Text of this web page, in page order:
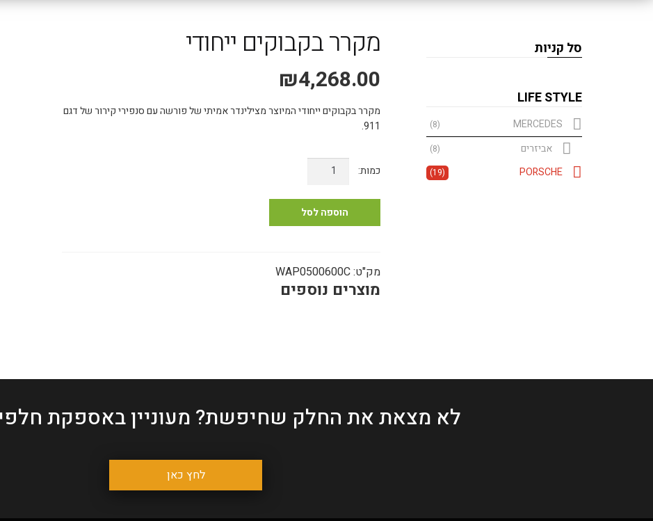
מקרר בקבוקים ייחודי
₪4,268.00
מקרר בקבוקים ייחודי המיוצר מצילינדר אמיתי של פורשה עם סנפירי קירור של דגם
911.
כמות
בקבוקים
ייחודי
הוספה לסל
מק"ט:WAP0500600C
מוצרים נוספים
סל קניות
LIFE STYLE
MERCEDES
(8)
אביזרים (8)
PORSCHE
(19)
לא מצאת את החלק שחיפשת? מעוניין באספקת
לחץ כאן